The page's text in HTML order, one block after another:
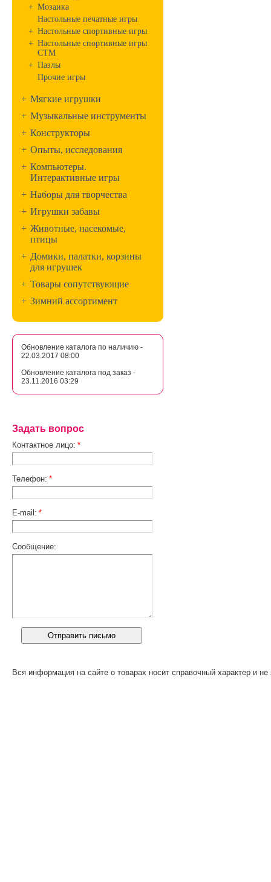
+ Мозаика
Настольные печатные игры
+ Настольные спортивные игры
+ Настольные спортивные игры
СТМ
+ Пазлы
Прочие игры
+ Мягкие игрушки
+ Музыкальные инструменты
+ Конструкторы
+ Опыты, исследования
+ Компьютеры.
Интерактивные игры
+ Наборы для творчества
+ Игрушки забавы
+ Животные, насекомые,
птицы
+ Домики, палатки, корзины
для игрушек
+ Товары сопутствующие
+ Зимний ассортимент
Обновление каталога по наличию -
22.03.2017 08:00
Обновление каталога под заказ -
23.11.2016 03:29
Задать вопрос
Контактное лицо: *
Телефон: *
E-mail: *
Сообщение:
Вся информация на сайте о товарах носит справочный характер и